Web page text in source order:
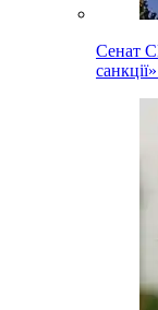
Сенат